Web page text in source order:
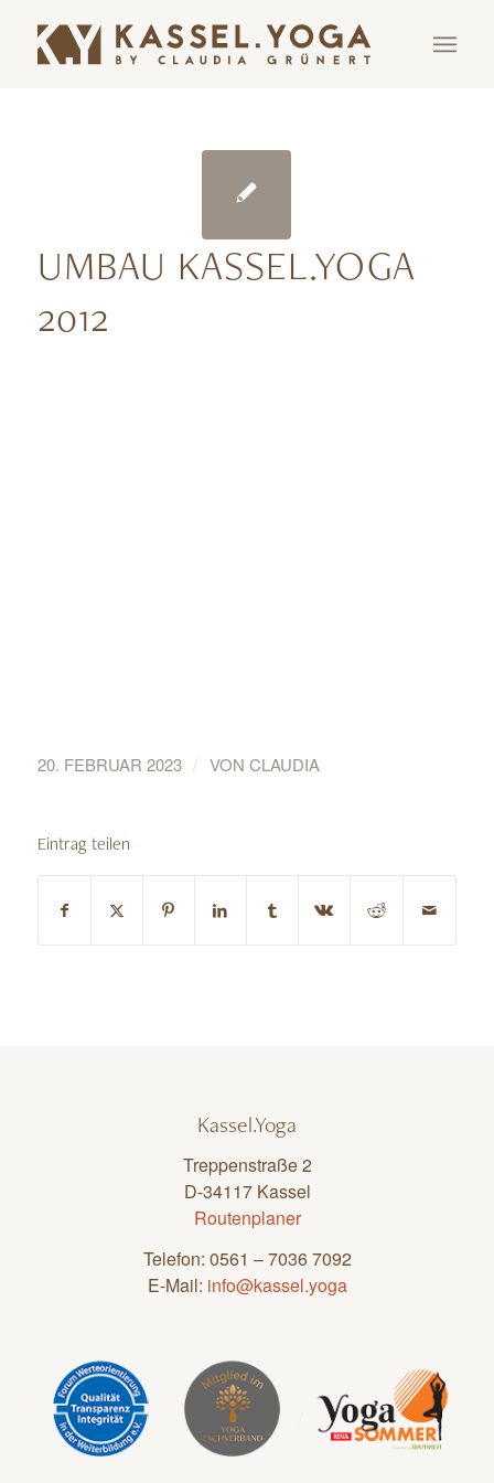
UMBAU KASSEL.YOGA
2012
20. FEBRUAR 2023 / VON CLAUDIA
Eintrag teilen
Kassel.Yoga
Treppenstraße 2
D-34117 Kassel
Routenplaner
Telefon: 0561 – 7036 7092
E-Mail: info@kassel.yoga